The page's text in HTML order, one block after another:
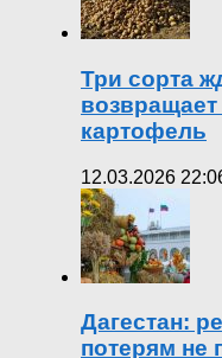
Три сорта
картофель
12.03.2026
Дагестан:
потерям не